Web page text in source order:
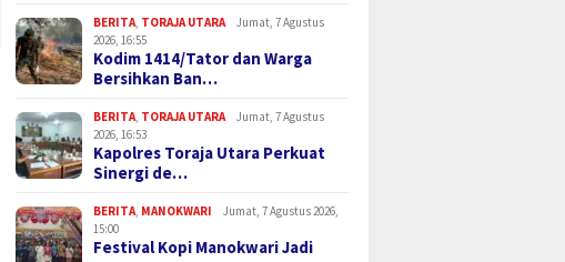
BERITA TORAJA UTARA
Jumat, 7 Agustus
2026, 16:55
Kodim 1414/Tator dan Warga
Bersihkan Ban…
BERITA TORAJA UTARA
Jumat, 7 Agustus
2026, 16:53
Kapolres Toraja Utara Perkuat
Sinergi de…
BERITA MANOKWARI
Jumat, 7 Agustus 2026,
15:00
Festival Kopi Manokwari Jadi